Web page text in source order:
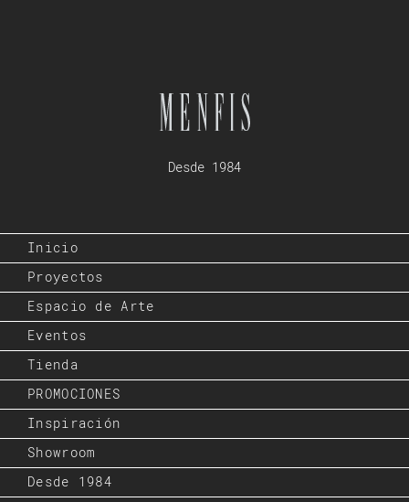
Desde 1984
Inicio
Proyectos
Espacio de Arte
Eventos
Tienda
PROMOCIONES
Inspiración
Showroom
Desde 1984